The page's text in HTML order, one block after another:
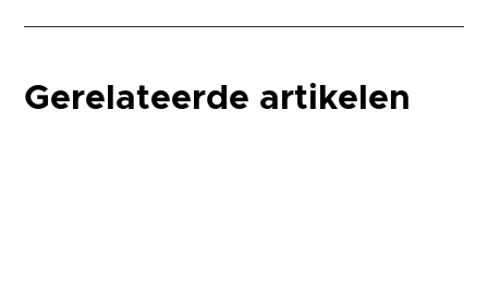
Gerelateerde artikelen